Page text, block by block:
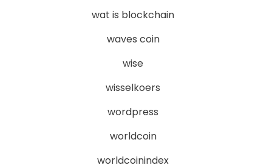
wat is blockchain
waves coin
wise
wisselkoers
wordpress
worldcoin
worldcoinindex